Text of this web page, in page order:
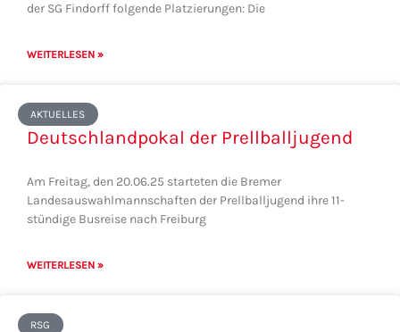
der SG Findorff folgende Platzierungen: Die
WEITERLESEN »
AKTUELLES
Deutschlandpokal der Prellballjugend
Am Freitag, den 20.06.25 starteten die Bremer
Landesauswahlmannschaften der Prellballjugend ihre 11-
stündige Busreise nach Freiburg
WEITERLESEN »
RSG